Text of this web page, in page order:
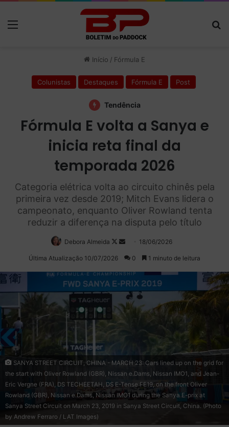
Início / Fórmula E
Colunistas Destaques Fórmula E Post
Tendência
Fórmula E volta a Sanya e
inicia reta final da
temporada 2026
Categoria elétrica volta ao circuito chinês pela
primeira vez desde 2019; Mitch Evans lidera o
campeonato, enquanto Oliver Rowland tenta
reduzir a diferença na disputa pelo título
Debora Almeida
Follow
on
Mande
um
mail
18/06/2026
Última Atualização 10/07/2026 0 1 minuto de leitura
SANYA STREET CIRCUIT, CHINA - MARCH 23: Cars lined up on the grid for
the start with Oliver Rowland (GBR), Nissan e.Dams, Nissan IMO1, and Jean-
Eric Vergne (FRA), DS TECHEETAH, DS E-Tense FE19, on the front Oliver
Rowland (GBR), Nissan e.Dams, Nissan IMO1 during the Sanya E-prix at
Sanya Street Circuit on March 23, 2019 in Sanya Street Circuit, China. (Photo
by Andrew Ferraro / LAT Images)